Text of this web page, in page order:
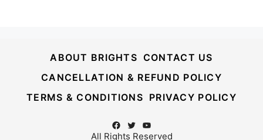
ABOUT BRIGHTS CONTACT US
CANCELLATION & REFUND POLICY
TERMS & CONDITIONS PRIVACY POLICY
Facebook
TwitterYouTube
All Rights Reserved